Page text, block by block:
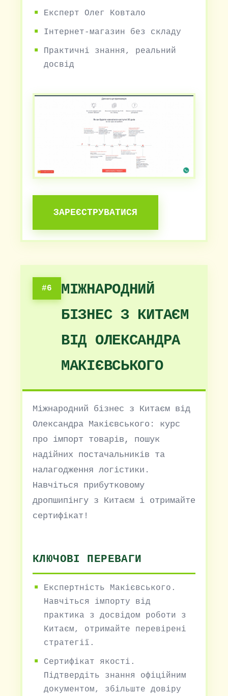
Експерт Олег Ковтало
Інтернет-магазин без складу
Практичні знання, реальний
досвід
ЗАРЕЄСТРУВАТИСЯ
#6
МІЖНАРОДНИЙ
БІЗНЕС З КИТАЄМ
ВІД ОЛЕКСАНДРА
МАКІЄВСЬКОГО
Міжнародний бізнес з Китаєм від
Олександра Макієвського: курс
про імпорт товарів, пошук
надійних постачальників та
налагодження логістики.
Навчіться прибутковому
дропшипінгу з Китаєм і отримайте
сертифікат!
КЛЮЧОВІ ПЕРЕВАГИ
Експертність Макієвського.
Навчіться імпорту від
практика з досвідом роботи з
Китаєм, отримайте перевірені
стратегії.
Сертифікат якості.
Підтвердіть знання офіційним
документом, збільште довіру